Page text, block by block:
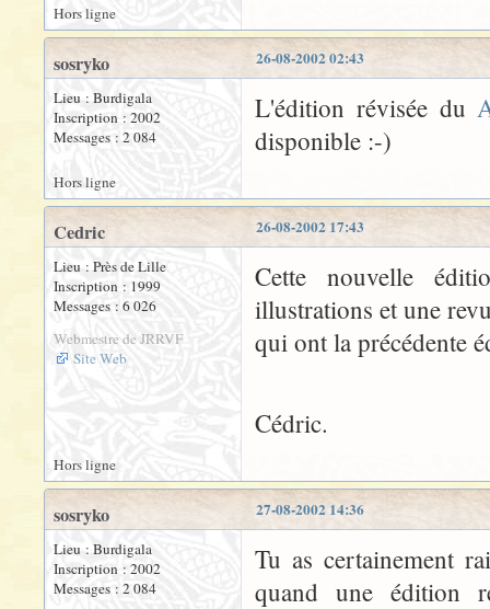
Hors ligne
26-08-2002 02:43
sosryko
Lieu : Burdigala
Inscription : 2002
Messages : 2 084
L'édition révisée du
disponible :-)
Hors ligne
26-08-2002 17:43
Cedric
Lieu : Près de Lille
Inscription : 1999
Messages : 6 026
Webmestre de JRRVF
Site Web
Cette nouvelle
illustrations et une
qui ont la précédente
Cédric.
Hors ligne
27-08-2002 14:36
sosryko
Lieu : Burdigala
Inscription : 2002
Messages : 2 084
Tu as certainement
quand une édition